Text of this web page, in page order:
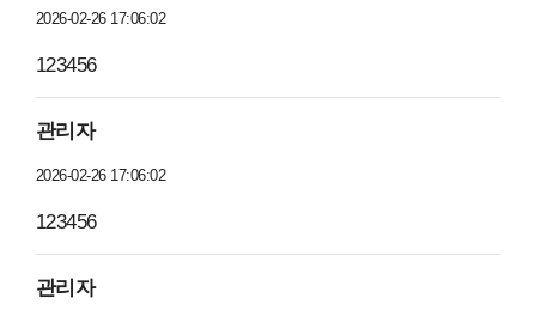
2026-02-26 17:06:02
123456
관리자
2026-02-26 17:06:02
123456
관리자